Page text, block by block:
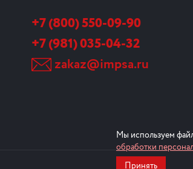
+7 (800) 550-09-90
+7 (981) 035-04-32
zakaz@impsa.ru
Мы используем
обработки
Принять